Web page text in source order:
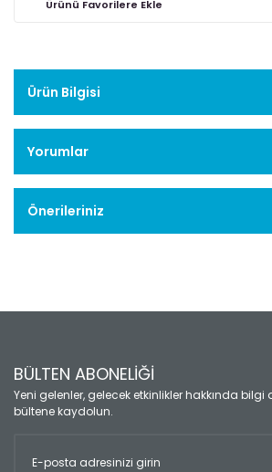
Ürün Bilgisi
Yorumlar
Önerileriniz
BÜLTEN ABONELİĞİ
Yeni gelenler, gelecek etkinlikler hakkında
bültene kaydolun.